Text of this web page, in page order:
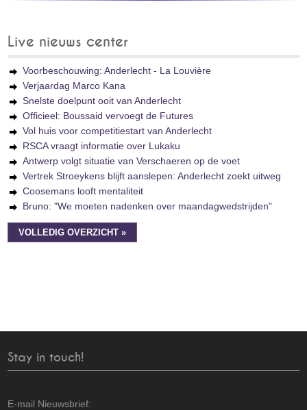
Live nieuws center
Voorbeschouwing: Anderlecht - La Louvière
Verjaardag Marco Kana
Snelste doelpunt ooit van Anderlecht
Officieel: Boussaid vervoegt de Futures
Vol huis voor competitiestart van Anderlecht
RSCA vraagt informatie over Lukaku
Antwerp volgt situatie van Verschaeren op de voet
Vertrek Stroeykens blijft aanslepen: Anderlecht zoekt uitweg
Coosemans looft mentaliteit
Bruno: "We moeten nadenken over maandagwedstrijden"
VOLLEDIG OVERZICHT »
Stay in touch!
E-mail Nieuwsbrief: